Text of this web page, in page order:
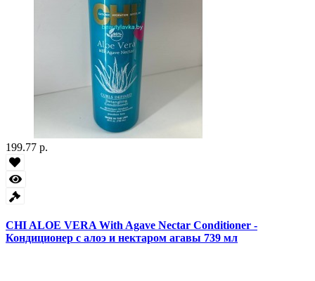
199.77 р.
CHI ALOE VERA With Agave Nectar Conditioner -
Кондиционер с алоэ и нектаром агавы 739 мл